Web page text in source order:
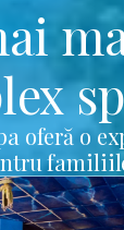
oferă o